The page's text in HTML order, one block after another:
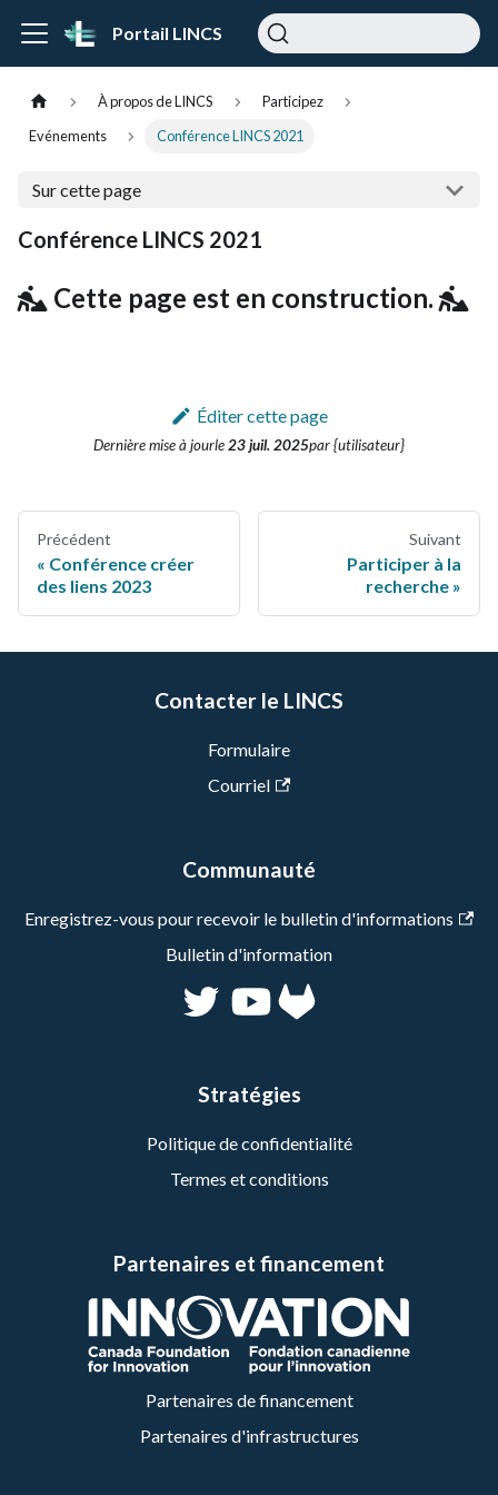
Portail LINCS
À propos de LINCS
Participez
Evénements
Conférence LINCS 2021
Sur cette page
Conférence LINCS 2021
Cette page est en construction.
Éditer cette page
Dernière mise à jourle23 juil. 2025par {utilisateur}
Précédent
Conférence créer
des liens 2023
Suivant
Participer à la
recherche
Contacter le LINCS
Formulaire
Courriel
Communauté
Enregistrez-vous pour recevoir le bulletin d'informations
Bulletin d'information
Stratégies
Politique de confidentialité
Termes et conditions
Partenaires et financement
Partenaires de financement
Partenaires d'infrastructures